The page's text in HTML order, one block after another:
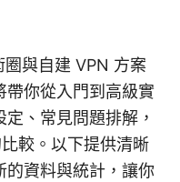
與自建 VPN 方案
帶你從入門到高級實
、常見問題排解，
較。以下提供清晰
的資料與統計，讓你